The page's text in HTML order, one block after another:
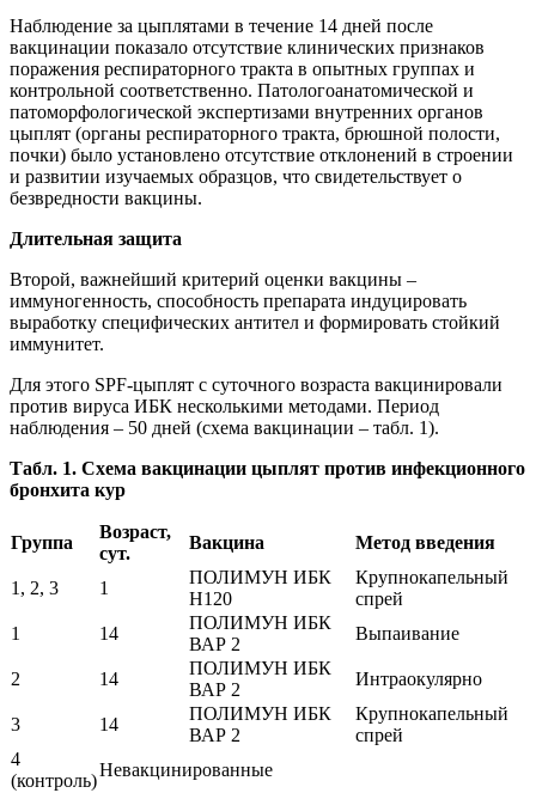
Наблюдение за цыплятами в течение 14 дней после
вакцинации показало отсутствие клинических признаков
поражения респираторного тракта в опытных группах и
контрольной соответственно. Патологоанатомической и
патоморфологической экспертизами внутренних органов
цыплят (органы респираторного тракта, брюшной полости,
почки) было установлено отсутствие отклонений в строении
и развитии изучаемых образцов, что свидетельствует о
безвредности вакцины.
Длительная защита
Второй, важнейший критерий оценки вакцины –
иммуногенность, способность препарата индуцировать
выработку специфических антител и формировать стойкий
иммунитет.
Для этого SPF-цыплят с суточного возраста вакцинировали
против вируса ИБК несколькими методами. Период
наблюдения – 50 дней (схема вакцинации – табл. 1).
Табл. 1. Схема вакцинации цыплят против инфекционного
бронхита кур
Группа
Возраст,
сут.
Вакцина Метод введения
1, 2, 3 1
ПОЛИМУН ИБК
Н120
Крупнокапельный
спрей
1
14
ПОЛИМУН ИБК
ВАР 2
Выпаивание
2 14
ПОЛИМУН ИБК
ВАР 2
Интраокулярно
3 14
ПОЛИМУН ИБК
ВАР 2
Крупнокапельный
спрей
4
(контроль)
Невакцинированные